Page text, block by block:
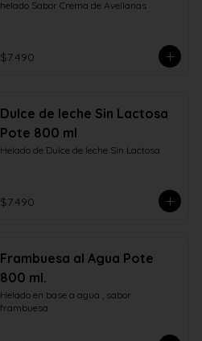
helado Sabor Crema de Avellanas
$7.490
Dulce de leche Sin Lactosa
Pote 800 ml
Helado de Dulce de leche Sin Lactosa
$7.490
Frambuesa al Agua Pote
800 ml.
Helado en base a agua , sabor
frambuesa